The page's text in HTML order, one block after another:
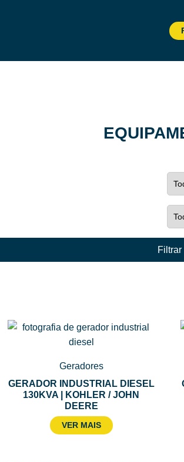
Filtrar
Geradores
GERADOR INDUSTRIAL DIESEL
130KVA | KOHLER / JOHN
DEERE
VER MAIS